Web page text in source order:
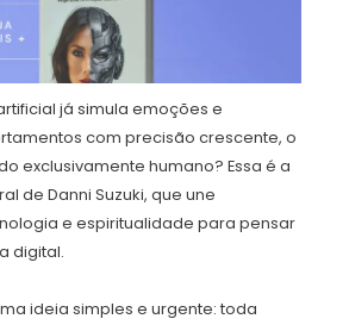
já simula emoções e
com precisão crescente, o
exclusivamente humano? Essa é a
de Danni Suzuki, que une
e espiritualidade para pensar
digital.
ideia simples e urgente: toda